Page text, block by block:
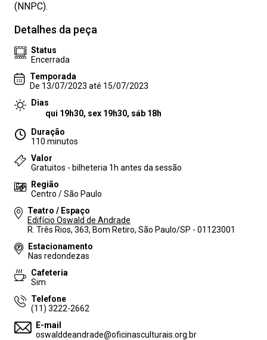
(NNPC).
Detalhes da peça
Status
Encerrada
Temporada
De 13/07/2023 até 15/07/2023
Dias
qui 19h30, sex 19h30, sáb 18h
Duração
110 minutos
Valor
Gratuitos - bilheteria 1h antes da sessão
Região
Centro / São Paulo
Teatro / Espaço
Edifício Oswald de Andrade
R. Três Rios, 363, Bom Retiro, São Paulo/SP - 01123001
Estacionamento
Nas redondezas
Cafeteria
Sim
Telefone
(11) 3222-2662
E-mail
oswalddeandrade@oficinasculturais.org.br